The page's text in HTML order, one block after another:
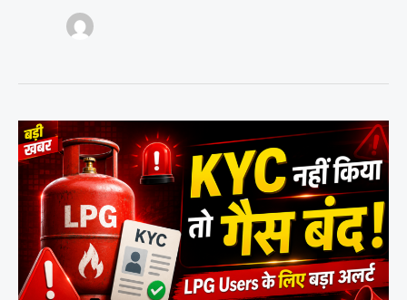
LPG
Gas
KYC
Update:
किया
तो
बंद